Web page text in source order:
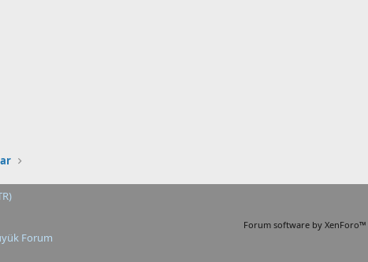
Forum software by XenForo™
Forum